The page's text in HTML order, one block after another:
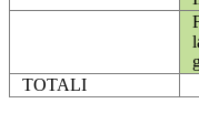
TOTALI